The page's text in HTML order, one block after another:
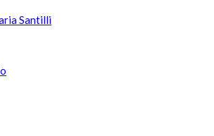
Santilli